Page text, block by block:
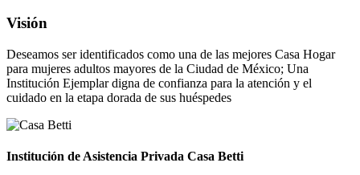
Visión
Deseamos ser identificados como una de las mejores Casa Hogar
para mujeres adultos mayores de la Ciudad de México; Una
Institución Ejemplar digna de confianza para la atención y el
cuidado en la etapa dorada de sus huéspedes
Institución de Asistencia Privada Casa Betti